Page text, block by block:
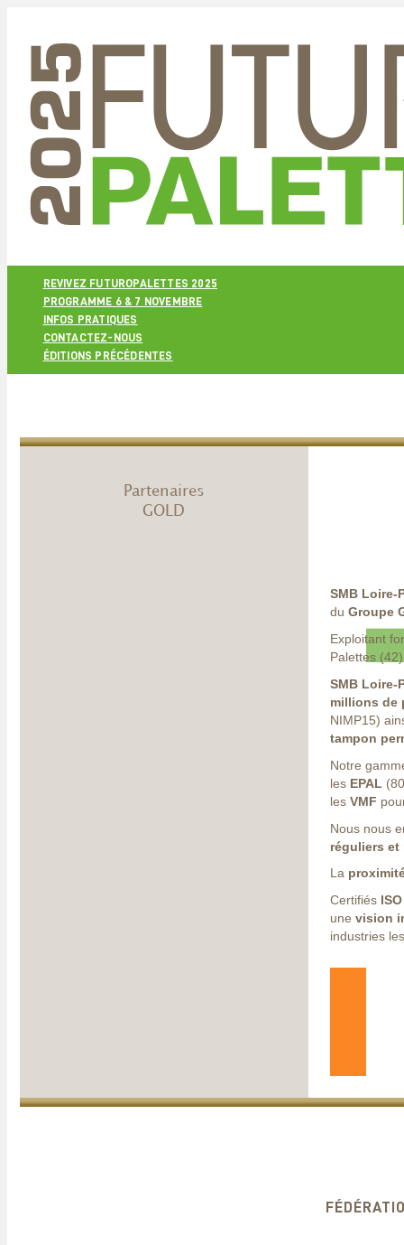
REVIVEZ FUTUROPALETTES 2025
PROGRAMME 6 & 7 NOVEMBRE
INFOS PRATIQUES
CONTACTEZ-NOUS
ÉDITIONS PRÉCÉDENTES
Partenaires
GOLD
SMB Loire-
duGroupe
Exploitant
Palettes
SMB Loire-
millions de
NIMP15)
tampon
Notre
les EPAL
lesVMF
Nous nous
réguliers et
La
Certifiés
unevision
industries